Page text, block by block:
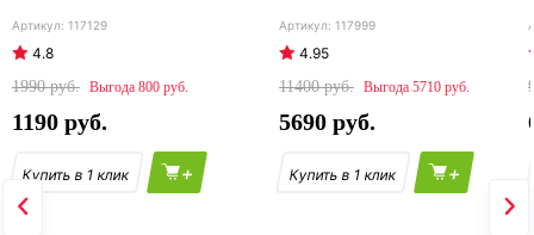
117129
4.8
1990
800
1190
+
117999
4.95
11400
5710
5690
+